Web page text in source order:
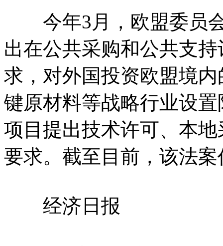
今年3月，欧盟委员会
出在公共采购和公共支
求，对外国投资欧盟境
键原材料等战略行业设
项目提出技术许可、本
要求。截至目前，该法
经济日报